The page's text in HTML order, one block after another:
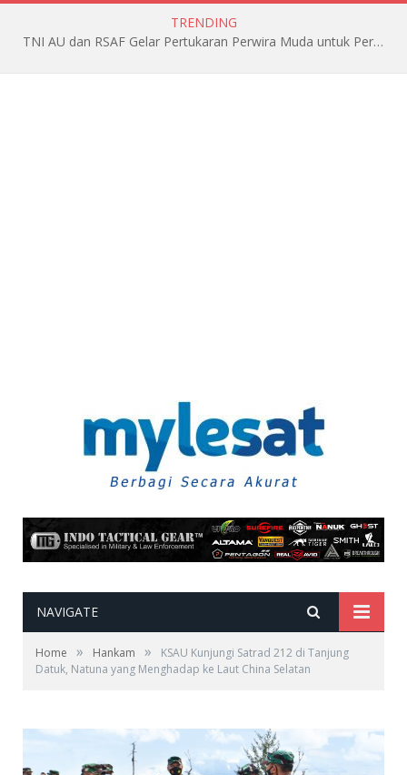
TRENDING
TNI AU dan RSAF Gelar Pertukaran Perwira Muda untuk Perkuat Kerja Sama Bilateral
NAVIGATE
Home » Hankam »
KSAU Kunjungi Satrad 212 di Tanjung
Datuk, Natuna yang Menghadap ke Laut China Selatan